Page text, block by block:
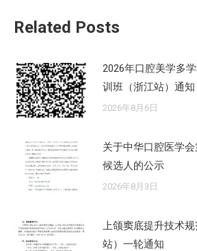
Related Posts
2026年口腔美学多
训班（浙江站）通知
2026年8月6日
关于中华口腔医学
候选人的公示
2026年8月3日
上颌窦底提升技术
站）一轮通知